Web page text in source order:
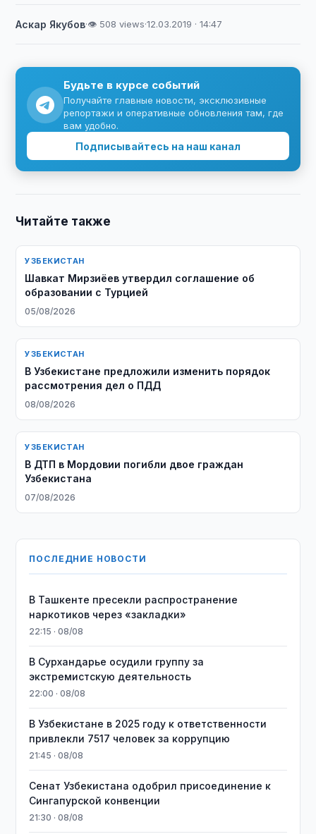
Аскар Якубов·👁 508 views·12.03.2019 · 14:47
Будьте в курсе событий
Получайте главные новости, эксклюзивные
репортажи и оперативные обновления там, где
вам удобно.
Подписывайтесь на наш канал
Читайте также
УЗБЕКИСТАН
Шавкат Мирзиёев утвердил соглашение об
образовании с Турцией
05/08/2026
УЗБЕКИСТАН
В Узбекистане предложили изменить порядок
рассмотрения дел о ПДД
08/08/2026
УЗБЕКИСТАН
В ДТП в Мордовии погибли двое граждан
Узбекистана
07/08/2026
ПОСЛЕДНИЕ НОВОСТИ
В Ташкенте пресекли распространение
наркотиков через «закладки»
22:15 · 08/08
В Сурхандарье осудили группу за
экстремистскую деятельность
22:00 · 08/08
В Узбекистане в 2025 году к ответственности
привлекли 7517 человек за коррупцию
21:45 · 08/08
Сенат Узбекистана одобрил присоединение к
Сингапурской конвенции
21:30 · 08/08